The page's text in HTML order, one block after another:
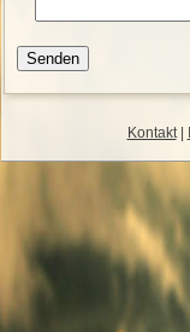
Senden
Kontakt|